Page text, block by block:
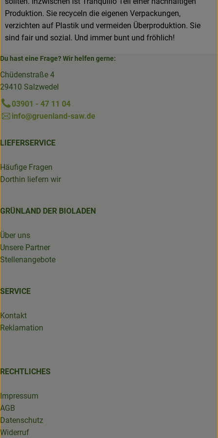
Produktion. Sie recyceln die eigenen Verpackungen,
verzichten auf Plastik und vermeiden Überproduktion. Sie
sind fair und sozial. Und immer bunt und fröhlich!
Du hast eine Frage? Wir helfen gerne:
Chüdenstraße 4
29410 Salzwedel
03901 - 47 11 04
info@gruenland-saw.de
LIEFERSERVICE
Häufige Fragen
Dorthin liefern wir
GRÜNLAND DER BIOLADEN
Über uns
Unsere Partner
Stellenangebote
SERVICE
Kontakt
Reklamation
RECHTLICHES
Impressum
AGB
Datenschutz
Widerruf